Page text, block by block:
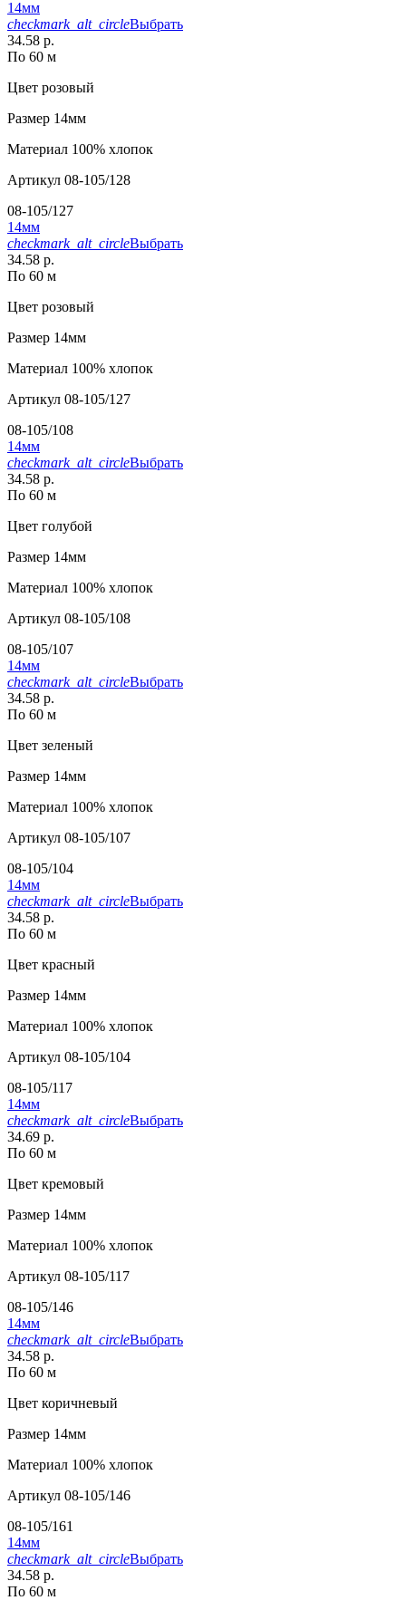
14мм
checkmark_alt_circleВыбрать
34.58 р.
По 60 м
Цвет розовый
Размер 14мм
Материал 100% хлопок
Артикул 08-105/128
08-105/127
14мм
checkmark_alt_circleВыбрать
34.58 р.
По 60 м
Цвет розовый
Размер 14мм
Материал 100% хлопок
Артикул 08-105/127
08-105/108
14мм
checkmark_alt_circleВыбрать
34.58 р.
По 60 м
Цвет голубой
Размер 14мм
Материал 100% хлопок
Артикул 08-105/108
08-105/107
14мм
checkmark_alt_circleВыбрать
34.58 р.
По 60 м
Цвет зеленый
Размер 14мм
Материал 100% хлопок
Артикул 08-105/107
08-105/104
14мм
checkmark_alt_circleВыбрать
34.58 р.
По 60 м
Цвет красный
Размер 14мм
Материал 100% хлопок
Артикул 08-105/104
08-105/117
14мм
checkmark_alt_circleВыбрать
34.69 р.
По 60 м
Цвет кремовый
Размер 14мм
Материал 100% хлопок
Артикул 08-105/117
08-105/146
14мм
checkmark_alt_circleВыбрать
34.58 р.
По 60 м
Цвет коричневый
Размер 14мм
Материал 100% хлопок
Артикул 08-105/146
08-105/161
14мм
checkmark_alt_circleВыбрать
34.58 р.
По 60 м